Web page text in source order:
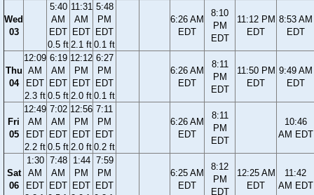
Wed
03
5:40
AM
EDT
0.5 ft
11:31
AM
EDT
2.1 ft
5:48
PM
EDT
0.1 ft
6:26 AM
EDT
8:10
PM
EDT
11:12 PM
EDT
8:53 AM
EDT
Thu
04
12:09
AM
EDT
2.3 ft
6:19
AM
EDT
0.5 ft
12:12
PM
EDT
2.0 ft
6:27
PM
EDT
0.1 ft
6:26 AM
EDT
8:11
PM
EDT
11:50 PM
EDT
9:49 AM
EDT
Fri
05
12:49
AM
EDT
2.2 ft
7:02
AM
EDT
0.5 ft
12:56
PM
EDT
2.0 ft
7:11
PM
EDT
0.2 ft
6:26 AM
EDT
8:11
PM
EDT
10:46
AM EDT
Sat
06
1:30
AM
EDT
7:48
AM
EDT
1:44
PM
EDT
7:59
PM
EDT
6:25 AM
EDT
8:12
PM
EDT
12:25 AM
EDT
11:42
AM EDT